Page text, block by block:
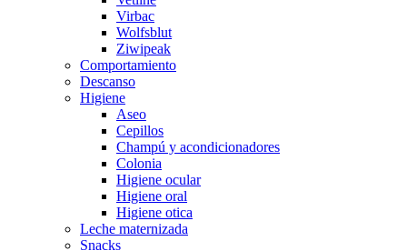
Virbac
Wolfsblut
Ziwipeak
Comportamiento
Descanso
Higiene
Aseo
Cepillos
Champú y acondicionadores
Colonia
Higiene ocular
Higiene oral
Higiene otica
Leche maternizada
Snacks